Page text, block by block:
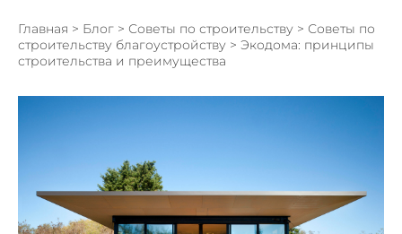
Главная > Блог > Советы по строительству > Советы по
строительству благоустройству > Экодома: принципы
строительства и преимущества